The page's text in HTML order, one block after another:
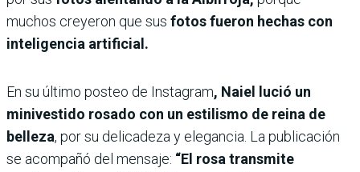
muchos creyeron que sus fotos fueron hechas con
inteligencia artificial.
En su último posteo de Instagram, Naiel lució un
minivestido rosado con un estilismo de reina de
belleza, por su delicadeza y elegancia. La publicación
se acompañó del mensaje: “El rosa transmite